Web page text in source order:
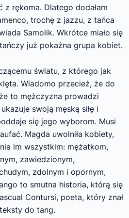
rękoma. Dlatego dodałam
trochę z jazzu, z tańca
Samolik. Wkrótce miało się
już pokaźna grupa kobiet.
światu, z którego jak
Wiadomo przecież, że do
to mężczyzna prowadzi
swoją męską siłę i
się jego wyborom. Musi
Magda uwolniła kobiety,
im wszystkim: mężatkom,
zawiedzionym,
zdolnym i opornym,
to smutna historia, którą się
Contursi, poeta, który znał
do tang.